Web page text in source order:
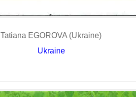
Tatiana EGOROVA (Ukraine)
Ukraine